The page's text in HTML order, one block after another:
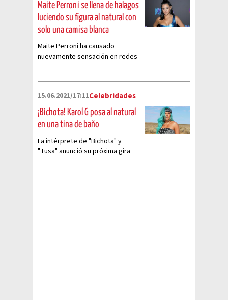
Maite Perroni se llena de halagos
luciendo su figura al natural con
solo una camisa blanca
Maite Perroni ha causado
nuevamente sensación en redes
15.06.2021/17:11Celebridades
¡Bichota! Karol G posa al natural
en una tina de baño
La intérprete de "Bichota" y
"Tusa" anunció su próxima gira